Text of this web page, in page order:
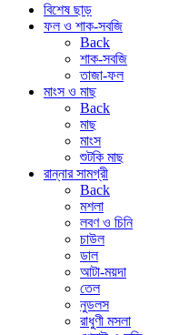
বিশেষ ছাড়
ফল ও শাক-সবজি
Back
শাক-সবজি
তাজা-ফল
মাংস ও মাছ
Back
মাছ
মাংস
শুটকি মাছ
রান্নার সামগ্রী
Back
মশলা
লবণ ও চিনি
চাউল
ডাল
আটা-ময়দা
তেল
নুডলস
রাধুণী মসলা